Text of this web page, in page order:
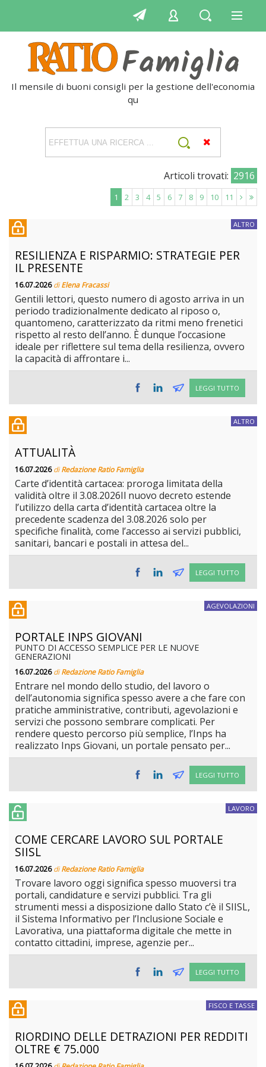
Il mensile di buoni consigli per la gestione dell'economia
quoti
Articoli trovati: 2916
1 2 3 4 5 6 7 8 9 10 11
ALTRO
RESILIENZA E RISPARMIO: STRATEGIE PER
IL PRESENTE
16.07.2026diElena Fracassi
Gentili lettori, questo numero di agosto arriva in un
periodo tradizionalmente dedicato al riposo o,
quantomeno, caratterizzato da ritmi meno frenetici
rispetto al resto dell’anno. È dunque l’occasione
ideale per riflettere sul tema della resilienza, ovvero
la capacità di affrontare i...
LEGGI TUTTO
ALTRO
ATTUALITÀ
16.07.2026diRedazione Ratio Famiglia
Carte d’identità cartacea: proroga limitata della
validità oltre il 3.08.2026Il nuovo decreto estende
l’utilizzo della carta d’identità cartacea oltre la
precedente scadenza del 3.08.2026 solo per
specifiche finalità, come l’accesso ai servizi pubblici,
sanitari, bancari e postali in attesa del...
LEGGI TUTTO
AGEVOLAZIONI
PORTALE INPS GIOVANI
PUNTO DI ACCESSO SEMPLICE PER LE NUOVE
GENERAZIONI
16.07.2026diRedazione Ratio Famiglia
Entrare nel mondo dello studio, del lavoro o
dell’autonomia significa spesso avere a che fare con
pratiche amministrative, contributi, agevolazioni e
servizi che possono sembrare complicati. Per
rendere questo percorso più semplice, l’Inps ha
realizzato Inps Giovani, un portale pensato per...
LEGGI TUTTO
LAVORO
COME CERCARE LAVORO SUL PORTALE
SIISL
16.07.2026diRedazione Ratio Famiglia
Trovare lavoro oggi significa spesso muoversi tra
portali, candidature e servizi pubblici. Tra gli
strumenti messi a disposizione dallo Stato c’è il SIISL,
il Sistema Informativo per l’Inclusione Sociale e
Lavorativa, una piattaforma digitale che mette in
contatto cittadini, imprese, agenzie per...
LEGGI TUTTO
FISCO E TASSE
RIORDINO DELLE DETRAZIONI PER REDDITI
OLTRE € 75.000